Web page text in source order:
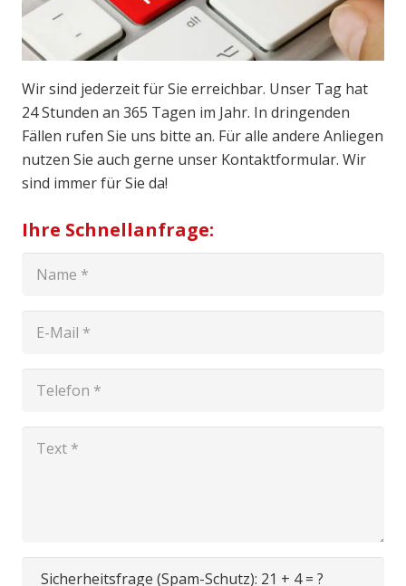
Wir sind jederzeit für Sie erreichbar. Unser Tag hat
24 Stunden an 365 Tagen im Jahr. In dringenden
Fällen rufen Sie uns bitte an. Für alle andere Anliegen
nutzen Sie auch gerne unser Kontaktformular. Wir
sind immer für Sie da!
Ihre Schnellanfrage:
Sicherheitsfrage (Spam-Schutz): 21 + 4 = ?